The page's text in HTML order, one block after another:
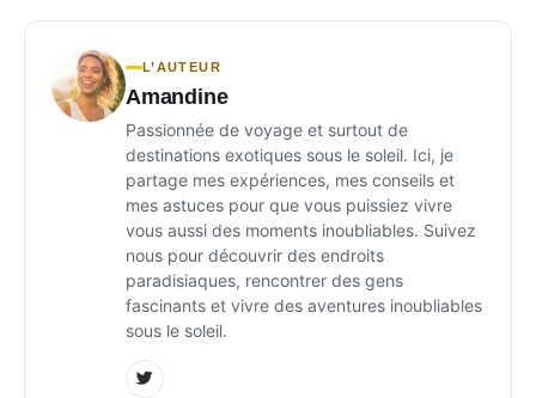
L’AUTEUR
Amandine
Passionnée de voyage et surtout de
destinations exotiques sous le soleil. Ici, je
partage mes expériences, mes conseils et
mes astuces pour que vous puissiez vivre
vous aussi des moments inoubliables. Suivez
nous pour découvrir des endroits
paradisiaques, rencontrer des gens
fascinants et vivre des aventures inoubliables
sous le soleil.